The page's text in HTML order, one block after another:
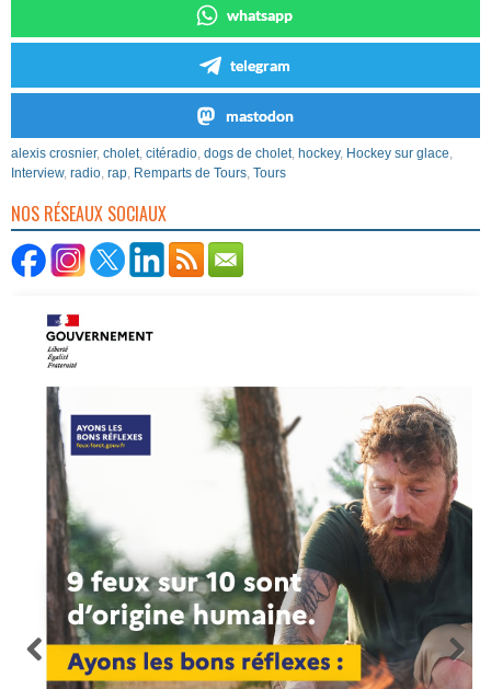
whatsapp
telegram
mastodon
alexis crosnier, cholet, citéradio, dogs de cholet, hockey, Hockey sur glace,
Interview, radio, rap, Remparts de Tours, Tours
NOS RÉSEAUX SOCIAUX